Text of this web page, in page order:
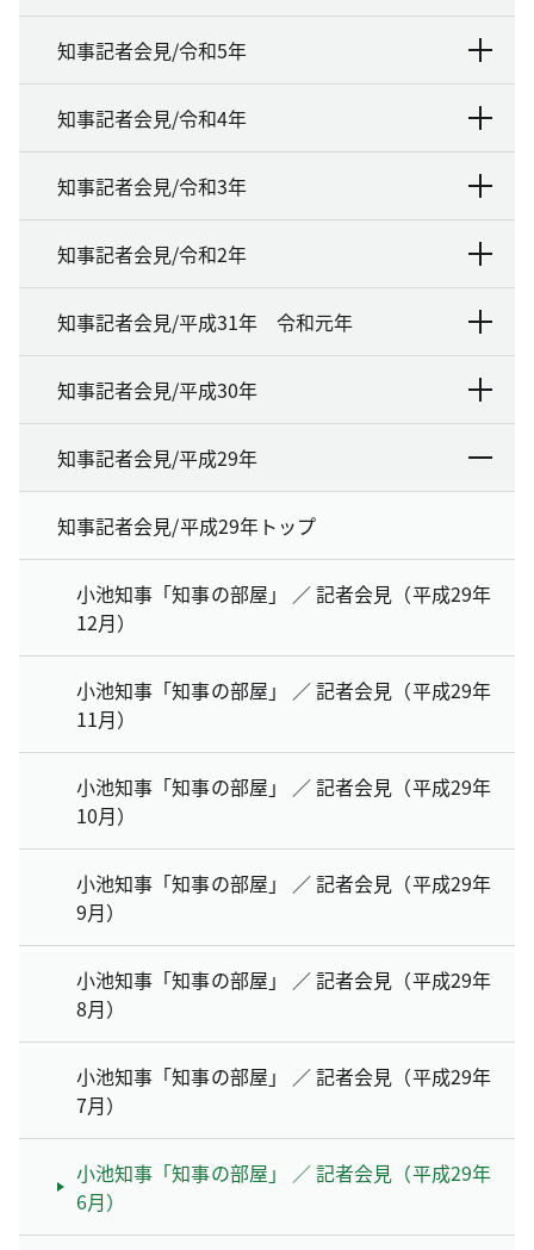
知事記者会見/令和5年
知事記者会見/令和4年
知事記者会見/令和3年
知事記者会見/令和2年
知事記者会見/平成31年 令和元年
知事記者会見/平成30年
知事記者会見/平成29年
知事記者会見/平成29年トップ
小池知事「知事の部屋」 ／ 記者会見（平成29年
12月）
小池知事「知事の部屋」 ／ 記者会見（平成29年
11月）
小池知事「知事の部屋」 ／ 記者会見（平成29年
10月）
小池知事「知事の部屋」 ／ 記者会見（平成29年
9月）
小池知事「知事の部屋」 ／ 記者会見（平成29年
8月）
小池知事「知事の部屋」 ／ 記者会見（平成29年
7月）
小池知事「知事の部屋」 ／ 記者会見（平成29年
6月）